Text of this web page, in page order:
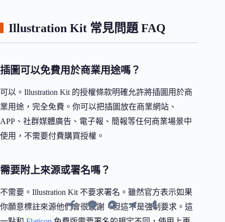
Illustration Kit 常見問題 FAQ
插圖可以免費用於商業用途嗎？
可以。Illustration Kit 的授權條款明確允許將插圖用於商
業用途，完全免費。你可以把插圖放在商業網站、
APP、社群媒體廣告、電子報、簡報等任何商業場景中
使用，不需要付費購買授權。
需要附上來源或署名嗎？
不需要。Illustration Kit 不要求署名。雖然官方表示如果
你願意標註來源他們會很感謝，但這不是強制要求。這